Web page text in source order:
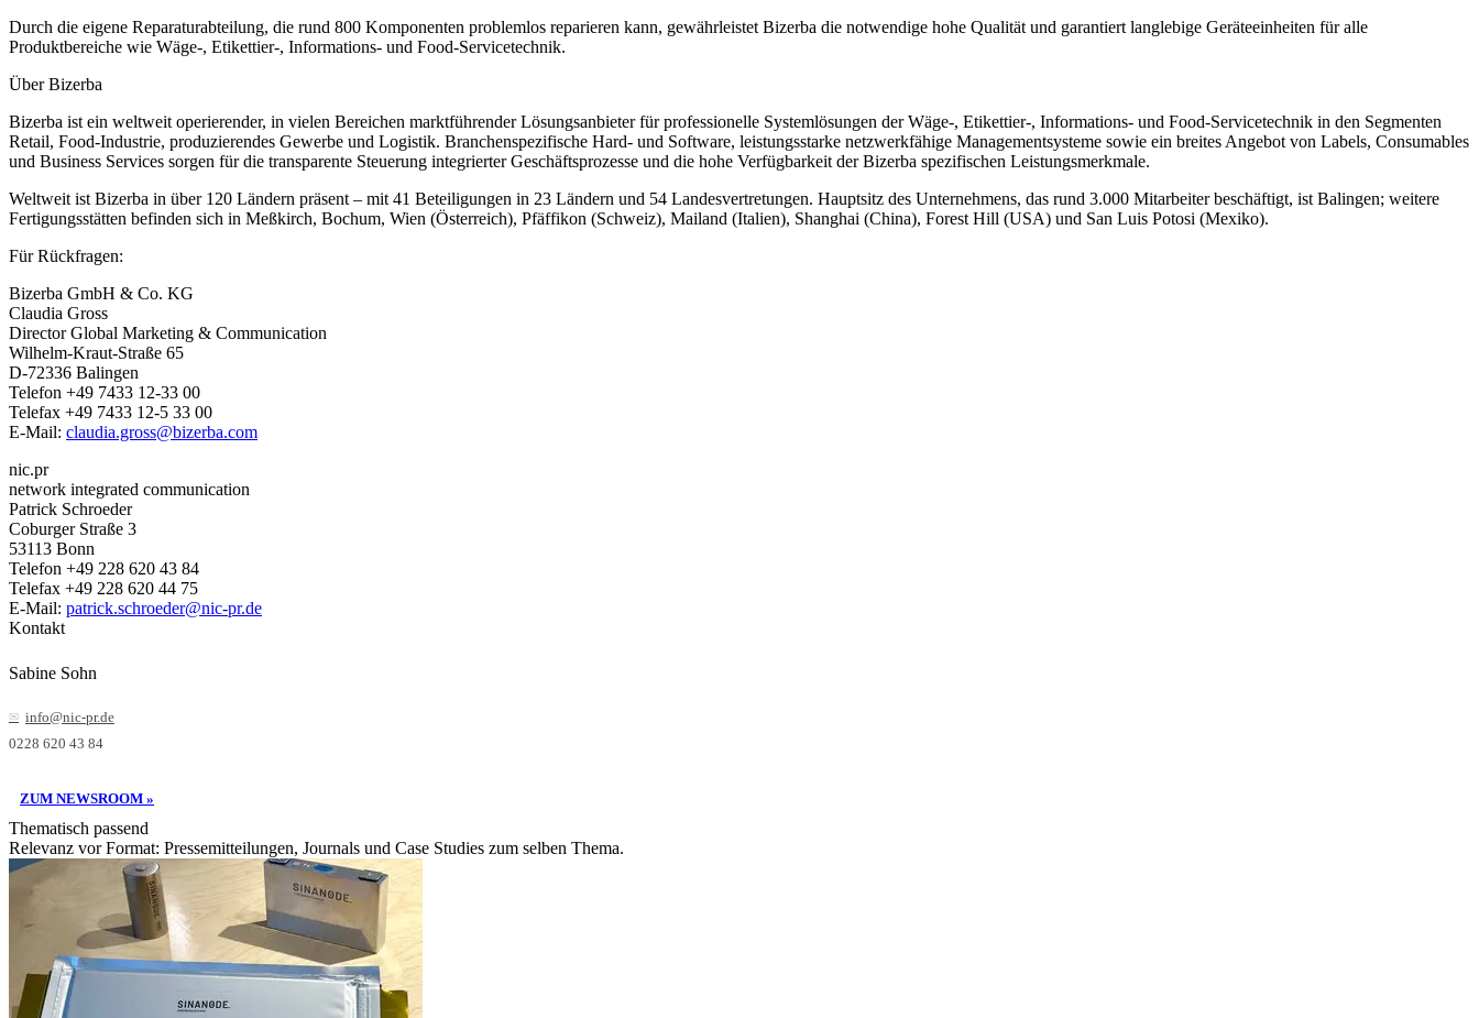
Durch die eigene Reparaturabteilung, die rund 800 Komponenten problemlos reparieren kann, gewährleistet Bizerba die notwendige hohe Qualität und garantiert langlebige Geräteeinheiten für alle
Produktbereiche wie Wäge-, Etikettier-, Informations- und Food-Servicetechnik.
Über Bizerba
Bizerba ist ein weltweit operierender, in vielen Bereichen marktführender Lösungsanbieter für professionelle Systemlösungen der Wäge-, Etikettier-, Informations- und Food-Servicetechnik in den Segmenten
Retail, Food-Industrie, produzierendes Gewerbe und Logistik. Branchenspezifische Hard- und Software, leistungsstarke netzwerkfähige Managementsysteme sowie ein breites Angebot von Labels, Consumables
und Business Services sorgen für die transparente Steuerung integrierter Geschäftsprozesse und die hohe Verfügbarkeit der Bizerba spezifischen Leistungsmerkmale.
Weltweit ist Bizerba in über 120 Ländern präsent – mit 41 Beteiligungen in 23 Ländern und 54 Landesvertretungen. Hauptsitz des Unternehmens, das rund 3.000 Mitarbeiter beschäftigt, ist Balingen; weitere
Fertigungsstätten befinden sich in Meßkirch, Bochum, Wien (Österreich), Pfäffikon (Schweiz), Mailand (Italien), Shanghai (China), Forest Hill (USA) und San Luis Potosi (Mexiko).
Für Rückfragen:
Bizerba GmbH & Co. KG
Claudia Gross
Director Global Marketing & Communication
Wilhelm-Kraut-Straße 65
D-72336 Balingen
Telefon +49 7433 12-33 00
Telefax +49 7433 12-5 33 00
E-Mail: claudia.gross@bizerba.com
nic.pr
network integrated communication
Patrick Schroeder
Coburger Straße 3
53113 Bonn
Telefon +49 228 620 43 84
Telefax +49 228 620 44 75
E-Mail: patrick.schroeder@nic-pr.de
Kontakt
Sabine Sohn
info@nic-pr.de
0228 620 43 84
ZUM NEWSROOM »
Thematisch passend
Relevanz vor Format: Pressemitteilungen, Journals und Case Studies zum selben Thema.